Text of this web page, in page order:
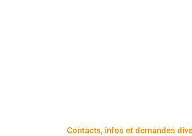
Contacts, infos et demandes